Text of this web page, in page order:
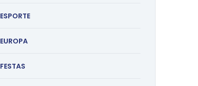
ESPORTE
EUROPA
FESTAS